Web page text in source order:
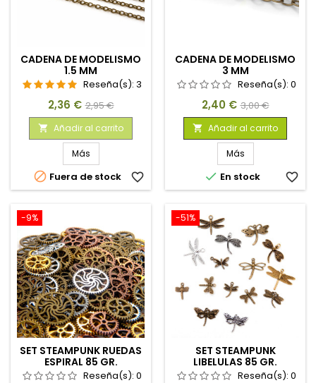
CADENA DE MODELISMO
1.5 MM
Reseña(s): 3
Precio
2,36 € Precio
base
2,95 €
 Añadir al carrito
Más
 Fuera de stock favorite_border
CADENA DE MODELISMO
3 MM
Reseña(s): 0
Precio
2,40 € Precio
base
3,00 €
 Añadir al carrito
Más
 En stock favorite_border
-9%
SET STEAMPUNK RUEDAS
ESPIRAL 85 GR.
Reseña(s): 0
-51%
SET STEAMPUNK
LIBELULAS 85 GR.
Reseña(s): 0